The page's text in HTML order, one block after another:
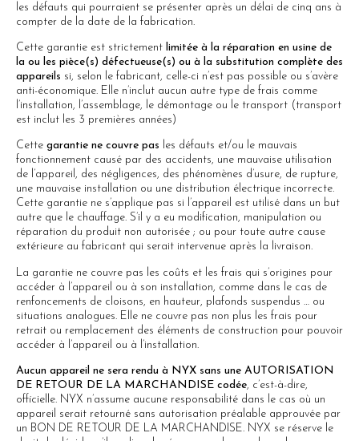
les défauts qui pourraient se présenter après un délai de cinq ans à
compter de la date de la fabrication.
Cette garantie est strictement limitée à la réparation en usine de
la ou les pièce(s) défectueuse(s) ou à la substitution complète des
appareils si, selon le fabricant, celle-ci n’est pas possible ou s’avère
anti-économique. Elle n’inclut aucun autre type de frais comme
l’installation, l’assemblage, le démontage ou le transport (transport
est inclut les 3 premières années)
Cette garantie ne couvre pas les défauts et/ou le mauvais
fonctionnement causé par des accidents, une mauvaise utilisation
de l’appareil, des négligences, des phénomènes d’usure, de rupture,
une mauvaise installation ou une distribution électrique incorrecte.
Cette garantie ne s’applique pas si l’appareil est utilisé dans un but
autre que le chauffage. S’il y a eu modification, manipulation ou
réparation du produit non autorisée ; ou pour toute autre cause
extérieure au fabricant qui serait intervenue après la livraison.
La garantie ne couvre pas les coûts et les frais qui s’origines pour
accéder à l’appareil ou à son installation, comme dans le cas de
renfoncements de cloisons, en hauteur, plafonds suspendus … ou
situations analogues. Elle ne couvre pas non plus les frais pour
retrait ou remplacement des éléments de construction pour pouvoir
accéder à l’appareil ou à l’installation.
Aucun appareil ne sera rendu à NYX sans une AUTORISATION
DE RETOUR DE LA MARCHANDISE codée, c’est-à-dire,
officielle. NYX n’assume aucune responsabilité dans le cas où un
appareil serait retourné sans autorisation préalable approuvée par
un BON DE RETOUR DE LA MARCHANDISE. NYX se réserve le